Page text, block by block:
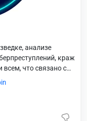
анализе
краж
что связано с